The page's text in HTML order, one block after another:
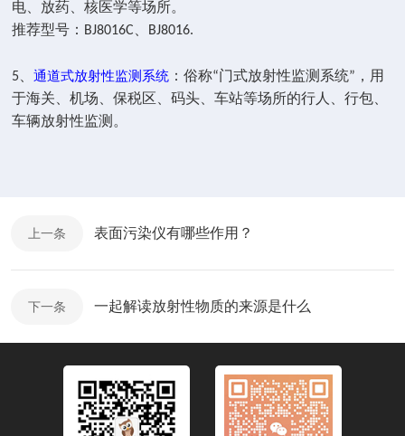
电、放药、核医学等场所。
推荐型号：BJ8016C、BJ8016.
5、通道式放射性监测系统 ：俗称“门式放射性监测系统”，用
于海关、机场、保税区、码头、车站等场所的行人、行包、
车辆放射性监测。
上一条 表面污染仪有哪些作用？
下一条 一起解读放射性物质的来源是什么